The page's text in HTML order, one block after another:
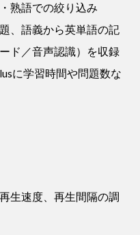
熟語での絞り込み
、語義から英単語の記
ド／音声認識）を収録
に学習時間や問題数な
生速度、再生間隔の調